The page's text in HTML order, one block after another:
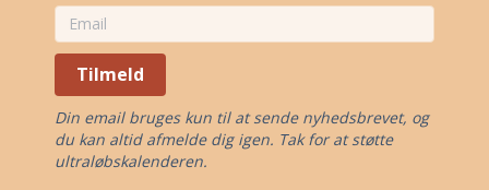
Tilmeld
Din email bruges kun til at sende nyhedsbrevet, og
du kan altid afmelde dig igen. Tak for at støtte
ultraløbskalenderen.